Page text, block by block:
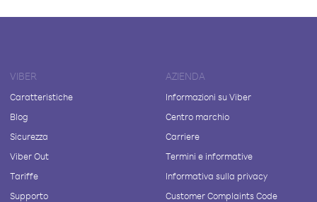
VIBER
Caratteristiche
Blog
Sicurezza
Viber Out
Tariffe
Supporto
AZIENDA
Informazioni su Viber
Centro marchio
Carriere
Termini e informative
Informativa sulla privacy
Customer Complaints Code